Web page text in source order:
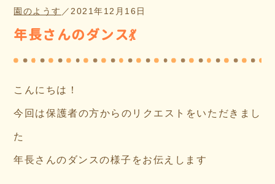
園のようす ／ 2021年12月16日
年長さんのダンス💃
こんにちは！
今回は保護者の方からのリクエストをいただきまし
た
年長さんのダンスの様子をお伝えします